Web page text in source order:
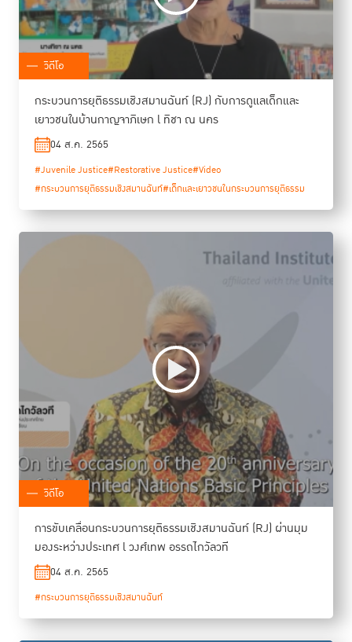
วิดีโอ
กระบวนการยุติธรรมเชิงสมานฉันท์ (RJ) กับการดูแลเด็กและ
เยาวชนในบ้านกาญจาภิเษก l ทิชา ณ นคร
04 ส.ค. 2565
#Juvenile Justice#Restorative Justice#Video
#กระบวนการยุติธรรมเชิงสมานฉันท์#เด็กและเยาวชนในกระบวนการยุติธรรม
วิดีโอ
การขับเคลื่อนกระบวนการยุติธรรมเชิงสมานฉันท์ (RJ) ผ่านมุม
มองระหว่างประเทศ l วงศ์เทพ อรรถไกวัลวที
04 ส.ค. 2565
#กระบวนการยุติธรรมเชิงสมานฉันท์